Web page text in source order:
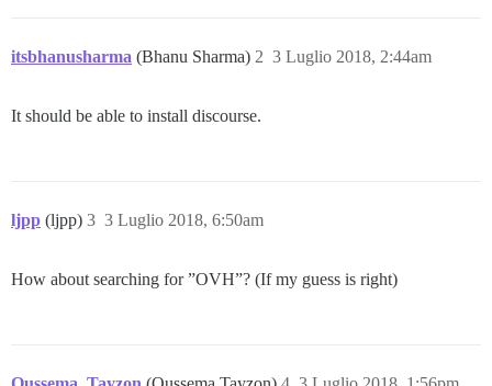
itsbhanusharma (Bhanu Sharma) 3 Luglio 2018, 2:44am
2
It should be able to install discourse.
ljpp (ljpp) 3 Luglio 2018, 6:50am
3
How about searching for ”OVH”? (If my guess is right)